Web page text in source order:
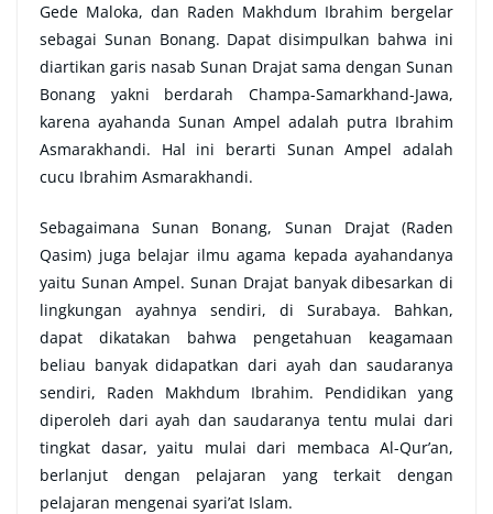
Gede Maloka, dan Raden Makhdum Ibrahim bergelar
sebagai Sunan Bonang. Dapat disimpulkan bahwa ini
diartikan garis nasab Sunan Drajat sama dengan Sunan
Bonang yakni berdarah Champa-Samarkhand-Jawa,
karena ayahanda Sunan Ampel adalah putra Ibrahim
Asmarakhandi. Hal ini berarti Sunan Ampel adalah
cucu Ibrahim Asmarakhandi.
Sebagaimana Sunan Bonang, Sunan Drajat (Raden
Qasim) juga belajar ilmu agama kepada ayahandanya
yaitu Sunan Ampel. Sunan Drajat banyak dibesarkan di
lingkungan ayahnya sendiri, di Surabaya. Bahkan,
dapat dikatakan bahwa pengetahuan keagamaan
beliau banyak didapatkan dari ayah dan saudaranya
sendiri, Raden Makhdum Ibrahim. Pendidikan yang
diperoleh dari ayah dan saudaranya tentu mulai dari
tingkat dasar, yaitu mulai dari membaca Al-Qur’an,
berlanjut dengan pelajaran yang terkait dengan
pelajaran mengenai syari’at Islam.